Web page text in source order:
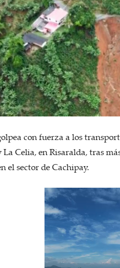
con fuerza a los
Celia, en Risaralda, tras
el sector de Cachipay.